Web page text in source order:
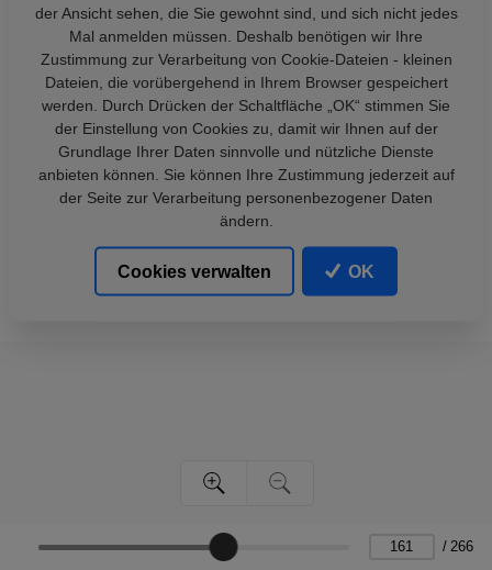
/ 266
der Ansicht sehen, die Sie gewohnt sind, und sich nicht jedes
Mal anmelden müssen. Deshalb benötigen wir Ihre
Zustimmung zur Verarbeitung von Cookie-Dateien - kleinen
Dateien, die vorübergehend in Ihrem Browser gespeichert
werden. Durch Drücken der Schaltfläche „OK“ stimmen Sie
der Einstellung von Cookies zu, damit wir Ihnen auf der
Grundlage Ihrer Daten sinnvolle und nützliche Dienste
anbieten können. Sie können Ihre Zustimmung jederzeit auf
der Seite zur Verarbeitung personenbezogener Daten
ändern.
Cookies verwalten OK